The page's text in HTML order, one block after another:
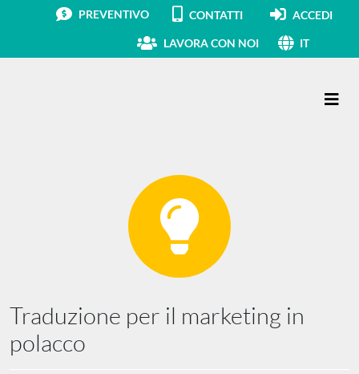
PREVENTIVO CONTATTI ACCEDI
LAVORA CON NOI IT
Traduzione per il marketing in
polacco